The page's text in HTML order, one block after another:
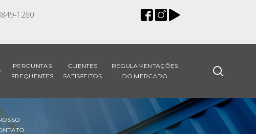
1280
PERGUNTAS
FREQUENTES
CLIENTES
SATISFEITOS
REGULAMENTAÇÕES
DO MERCADO